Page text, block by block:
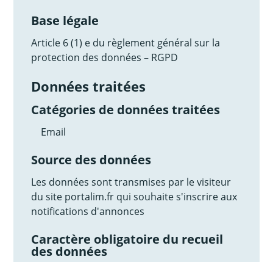
Base légale
Article 6 (1) e du règlement général sur la
protection des données – RGPD
Données traitées
Catégories de données traitées
Email
Source des données
Les données sont transmises par le visiteur
du site portalim.fr qui souhaite s'inscrire aux
notifications d'annonces
Caractère obligatoire du recueil
des données